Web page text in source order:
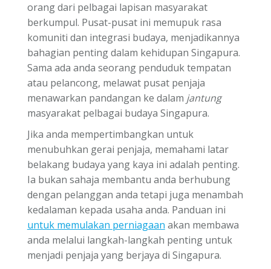
orang dari pelbagai lapisan masyarakat
berkumpul. Pusat-pusat ini memupuk rasa
komuniti dan integrasi budaya, menjadikannya
bahagian penting dalam kehidupan Singapura.
Sama ada anda seorang penduduk tempatan
atau pelancong, melawat pusat penjaja
menawarkan pandangan ke dalam jantung
masyarakat pelbagai budaya Singapura.
Jika anda mempertimbangkan untuk
menubuhkan gerai penjaja, memahami latar
belakang budaya yang kaya ini adalah penting.
Ia bukan sahaja membantu anda berhubung
dengan pelanggan anda tetapi juga menambah
kedalaman kepada usaha anda. Panduan ini
untuk memulakan perniagaan akan membawa
anda melalui langkah-langkah penting untuk
menjadi penjaja yang berjaya di Singapura.